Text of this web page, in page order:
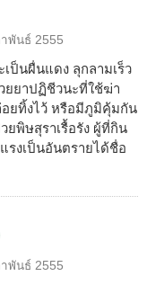
พันธ์ 2555
ป็นผื่นแดง ลุกลามเร็ว
ยยาปฏิชีวนะที่ใช้ฆ่า
ยทิ้งไว้ หรือมีภูมิคุ้มกัน
ยพิษสุราเรื้อรัง ผู้ที่กิน
รงเป็นอันตรายได้ชื่อ
พันธ์ 2555